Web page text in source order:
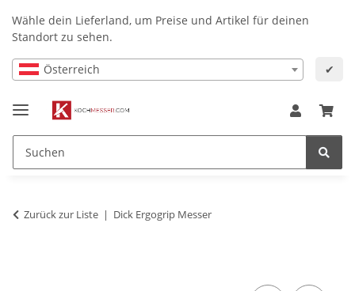
Wähle dein Lieferland, um Preise und Artikel für deinen
Standort zu sehen.
Österreich ✔
Zurück zur Liste Dick Ergogrip Messer